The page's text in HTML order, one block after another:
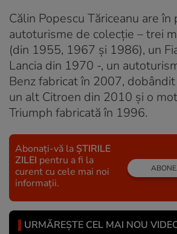
Călin Popescu Tăriceanu are
autoturisme de colecţie – trei
(din 1955, 1967 şi 1986), un
Lancia din 1970 -, un
Benz fabricat în 2007,
un alt Citroen din 2010 şi o
Triumph fabricată în 1996.
Abonați-vă la ȘTIRILE
ZILEI pentru a fi la
curent cu cele mai noi
informații.
URMĂREȘTE CEL MAI NOU